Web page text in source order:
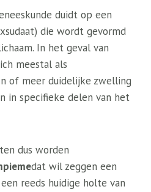
duidt op een
die wordt gevormd
In het geval van
meestal als
of meer duidelijke zwelling
in specifieke delen van het
dus worden
dat wil zeggen een
reeds huidige holte van